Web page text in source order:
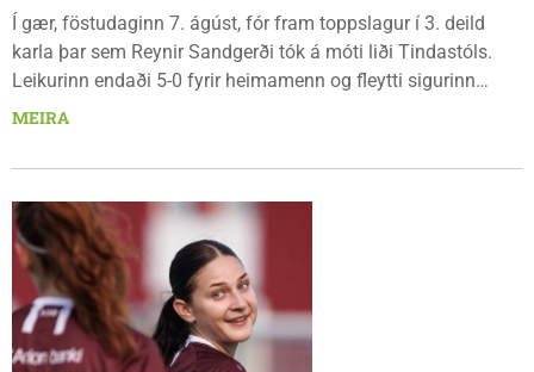
Í gær, föstudaginn 7. ágúst, fór fram toppslagur í 3. deild
karla þar sem Reynir Sandgerði tók á móti liði Tindastóls.
Leikurinn endaði 5-0 fyrir heimamenn og fleytti sigurinn
Reynismönnum á topp deildarinnar en Stólunum í annað
leiknum.
MEIRA